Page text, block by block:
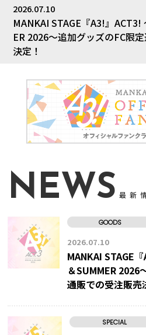
2026.07.10
MANKAI STAGE『A3!』ACT3!
ER 2026～追加グッズのFC限
決定！
NEWS 最新
GOODS
2026.07.10
MANKAI STAGE
＆SUMMER 2026
通販での受注販売
SPECIAL